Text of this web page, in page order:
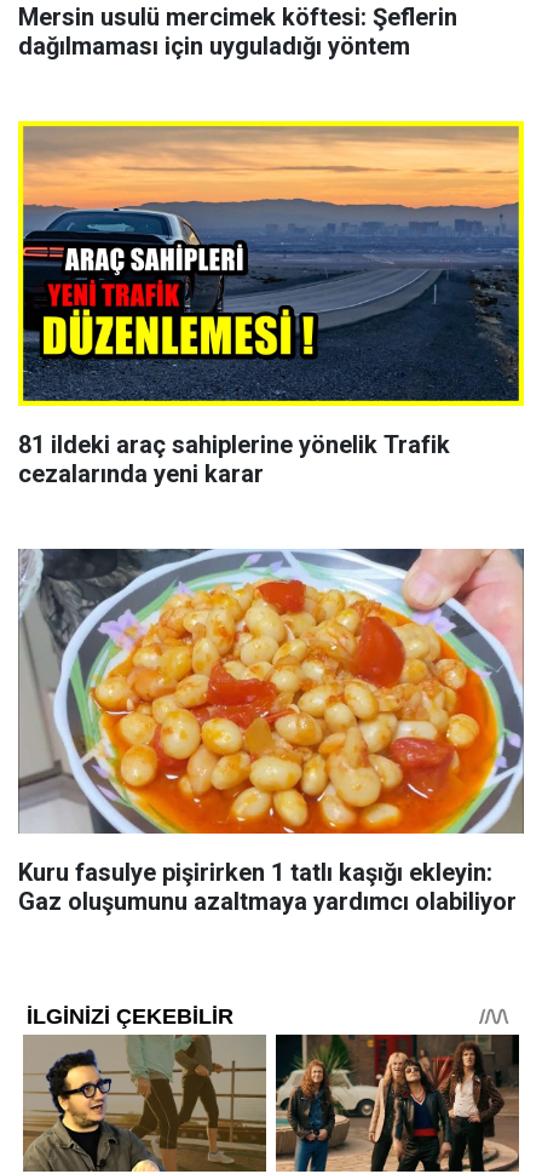
Mersin usulü mercimek köftesi: Şeflerin
dağılmaması için uyguladığı yöntem
81 ildeki araç sahiplerine yönelik Trafik
cezalarında yeni karar
Kuru fasulye pişirirken 1 tatlı kaşığı ekleyin:
Gaz oluşumunu azaltmaya yardımcı olabiliyor